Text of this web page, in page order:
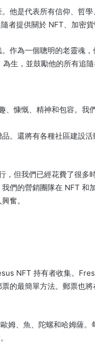
他是代表所有信仰、哲學
提供關於 NFT、加密貨
作為一個聰明的老靈魂，
生，並鼓勵他的所有追隨
慷慨、精神和包容。 我
。 還將有各種社區建設活
，但我們已經花費了很多
我們的營銷團隊在 NFT 和
奮。
NFT 持有者收集。
的最簡單方法。 郵票也將
歐姆、魚、陀螺和哈姆薩。